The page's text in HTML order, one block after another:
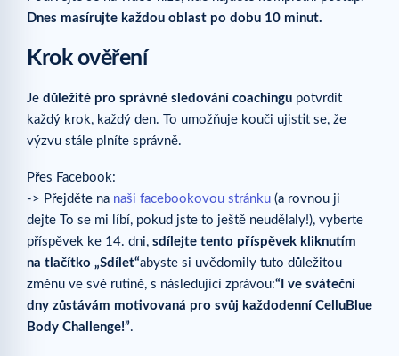
Dnes masírujte každou oblast po dobu 10 minut.
Krok ověření
Je důležité pro správné sledování coachingu potvrdit
každý krok, každý den. To umožňuje kouči ujistit se, že
výzvu stále plníte správně.
Přes Facebook:
-> Přejděte na naši facebookovou stránku (a rovnou ji
dejte To se mi líbí, pokud jste to ještě neudělaly!), vyberte
příspěvek ke 14. dni, sdílejte tento příspěvek kliknutím
na tlačítko „Sdílet“abyste si uvědomily tuto důležitou
změnu ve své rutině, s následující zprávou:“I ve sváteční
dny zůstávám motivovaná pro svůj každodenní CelluBlue
Body Challenge!”.